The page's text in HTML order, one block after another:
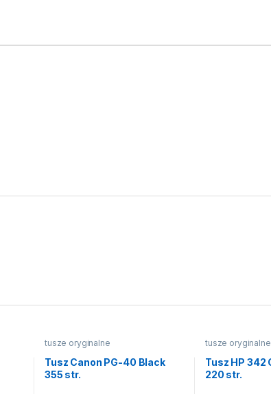
tusze oryginalne
Tusz Canon PG-40 Black
355 str.
tusze oryginalne
Tusz HP 342
220 str.